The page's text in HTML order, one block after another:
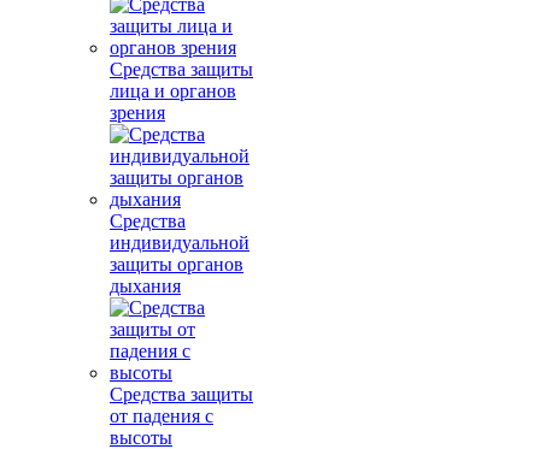
Средства защиты
лица и органов
зрения
Средства
индивидуальной
защиты органов
дыхания
Средства защиты
от падения с
высоты